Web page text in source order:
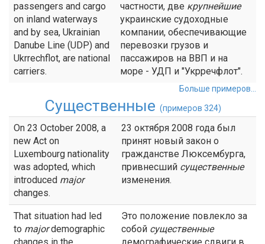
passengers and cargo
on inland waterways
and by sea, Ukrainian
Danube Line (UDP) and
Ukrrechflot, are national
carriers.
частности, две крупнейшие
украинские судоходные
компании, обеспечивающие
перевозки грузов и
пассажиров на ВВП и на
море - УДП и "Укрречфлот".
Больше примеров...
Существенные (примеров 324)
On 23 October 2008, a
new Act on
Luxembourg nationality
was adopted, which
introduced major
changes.
23 октября 2008 года был
принят новый закон о
гражданстве Люксембурга,
привнесший существенные
изменения.
That situation had led
to majordemographic
Это положение повлекло за
собой существенные